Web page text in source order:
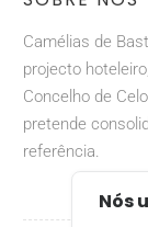
Camélias de
projecto
Concelho de
pretende
referência.
Nós